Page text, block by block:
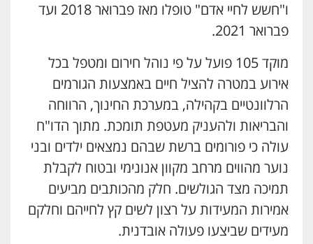
ו"חשש לחיי אדם" טופלו מאז פברואר 2018 ועד
פברואר 2021.
מוקד 105 פועל על פי נוהל חירום ומטפל בכל
אירוע במטרה להציל חיים באמצעות הגורמים
הרלוונטיים בקהילה, במערכת החינוך, הרווחה
והבריאות ולהעניק מעטפת תומכת. מתוך הדו"ח
עולה כי פורומים ברשת שבהם נמצאים ילדים ובני
נוער מהווים מרחב מקוון אנונימי ובטוח לקבלת
תמיכה מצד הגולשים. חלק מהכותבים מביעים
אמירות המעידות על רצון לשים קץ לחייהם וחלקם
מעידים שביצעו פעולה אובדנית.